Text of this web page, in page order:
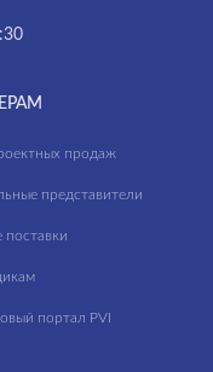
продаж
представители
портал PVI